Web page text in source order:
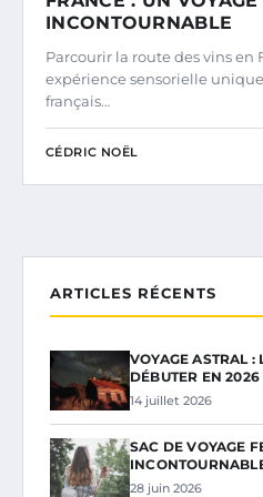
INCONTOURNABLE
Parcourir la route des vins en
expérience sensorielle
français…
CÉDRIC NOËL
ARTICLES RÉCENTS
VOYAGE ASTRAL :
DÉBUTER EN 2026
14 juillet 2026
SAC DE VOYAGE
28 juin 2026